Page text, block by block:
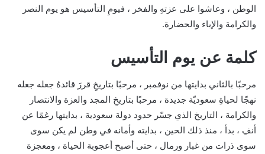
الوطن ، وعاشوا على عزتهِ والفخر ، فيومِ التأسيس هو يوم النصر
والكرامة والإباء والحضارة.
كلمة عن يوم التأسيس
مرحبًا بالثاني بدايتها من نوفمبر ، مرحبًا بتاريخِ قررَ قائدهُ جعله جعله
نهجًا لحياةِ سعوديّة جديدة ، مرحبًا بتاريخِ المجد والعزة والانتصار
والكرامة ، التاريخ الذي جسّر حدود دولة سعودية ، بدايتها رغمًا عن
أنفِ ، بدأ ، منذ ذلك الحين ، بدايته وأمانه في وطن لم يكن سوى
سوى ذرات من غبار ورمال ، حتى أصبح أعجوبة الحياة ، ومعجزة